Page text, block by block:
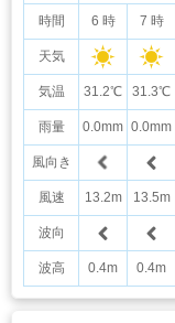
時間
天気
気温
雨量
風向き
風速
波向
波高
6 時 7 時
31.2℃ 31.3℃
0.0mm 0.0mm
13.2m 13.5m
0.4m 0.4m